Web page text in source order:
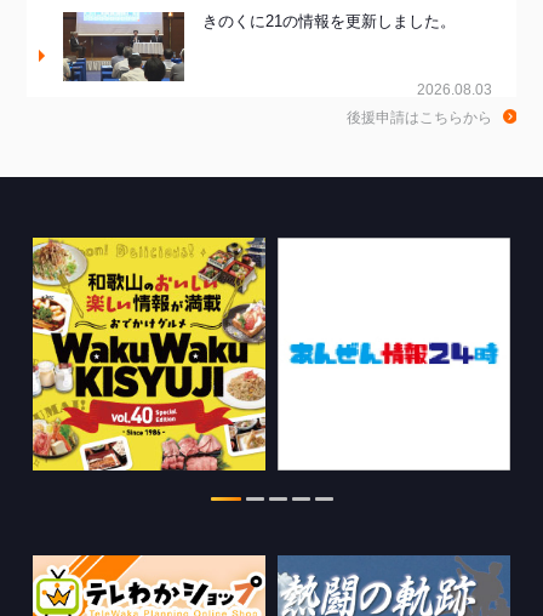
きのくに21の情報を更新しました。
2026.08.03
WTV NEWS6【WAKAYAMA SDGs】の
情報を更新しました。
特別番組【8月】の情報を更新しました。
わかやま医療ナビの情報を更新しまし
WTV NEWS6【ここ押し！】の情報を更
新しました。
後援申請はこちらから